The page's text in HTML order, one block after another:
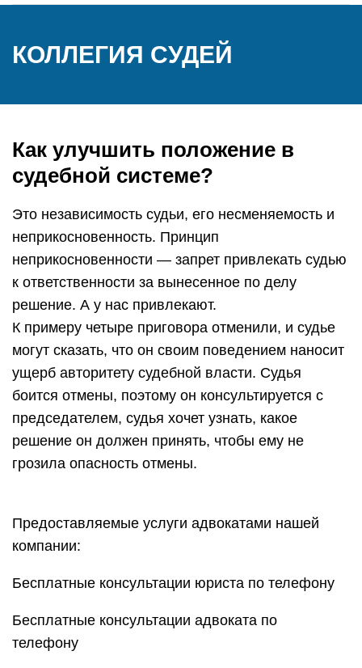
КОЛЛЕГИЯ СУДЕЙ
Как улучшить положение в
судебной системе?
Это независимость судьи, его несменяемость и
неприкосновенность. Принцип
неприкосновенности — запрет привлекать судью
к ответственности за вынесенное по делу
решение. А у нас привлекают.
К примеру четыре приговора отменили, и судье
могут сказать, что он своим поведением наносит
ущерб авторитету судебной власти. Судья
боится отмены, поэтому он консультируется с
председателем, судья хочет узнать, какое
решение он должен принять, чтобы ему не
грозила опасность отмены.
Предоставляемые услуги адвокатами нашей
компании:
Бесплатные консультации юриста по телефону
Бесплатные консультации адвоката по
телефону